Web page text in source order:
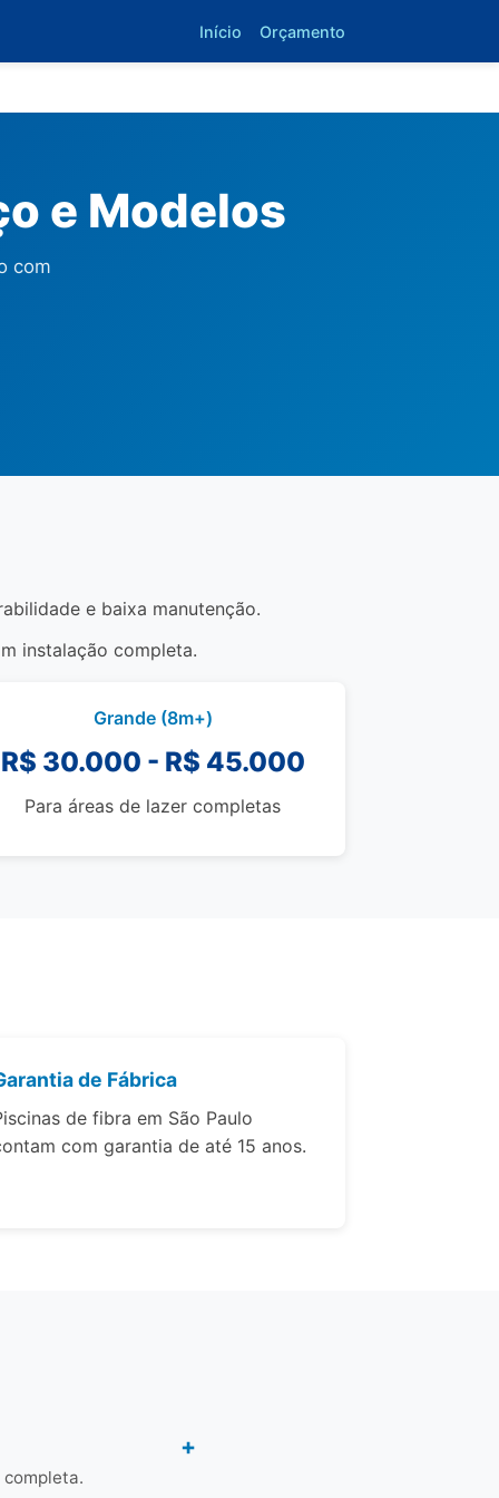
Início Orçamento
e Modelos
com
e baixa manutenção.
instalação completa.
Grande (8m+)
R$ 30.000 - R$ 45.000
Para áreas de lazer completas
de Fábrica
de fibra em São Paulo
com garantia de até 15 anos.
completa.